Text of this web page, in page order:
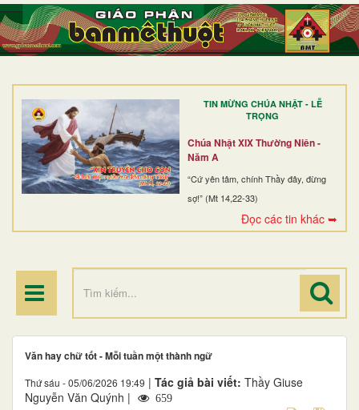
TIN MỪNG CHÚA NHẬT - LỄ
TRỌNG
Chúa Nhật XIX Thường Niên -
Năm A
“Cứ yên tâm, chính Thầy đây, đừng
sợ!” (Mt 14,22-33)
Đọc các tin khác ➥
TRANG NHẤT
GIỚI THIỆU
DÒNG TU
BAN MỤC VỤ
ĐOÀN THỂ CG
ĐIỂM HÀNH HƯƠNG
Văn hay chữ tốt - Mỗi tuần một thành ngữ
Thứ sáu - 05/06/2026 19:49 | Tác giả bài viết: Thầy Giuse
Nguyễn Văn Quýnh |
659